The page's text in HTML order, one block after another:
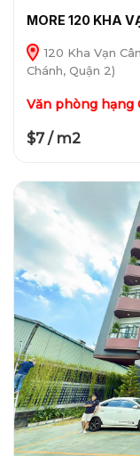
MORE 120 KHA
120 Kha Vạn
Chánh, Quận 2)
Văn phòng hạng
$7 / m2